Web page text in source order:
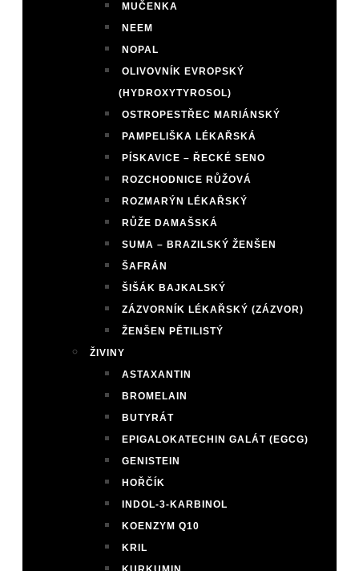
MUČENKA
NEEM
NOPAL
OLIVOVNÍK EVROPSKÝ
(HYDROXYTYROSOL)
OSTROPESTŘEC MARIÁNSKÝ
PAMPELIŠKA LÉKAŘSKÁ
PÍSKAVICE – ŘECKÉ SENO
ROZCHODNICE RŮŽOVÁ
ROZMARÝN LÉKAŘSKÝ
RŮŽE DAMAŠSKÁ
SUMA – BRAZILSKÝ ŽENŠEN
ŠAFRÁN
ŠIŠÁK BAJKALSKÝ
ZÁZVORNÍK LÉKAŘSKÝ (ZÁZVOR)
ŽENŠEN PĚTILISTÝ
ŽIVINY
ASTAXANTIN
BROMELAIN
BUTYRÁT
EPIGALOKATECHIN GALÁT (EGCG)
GENISTEIN
HOŘČÍK
INDOL-3-KARBINOL
KOENZYM Q10
KRIL